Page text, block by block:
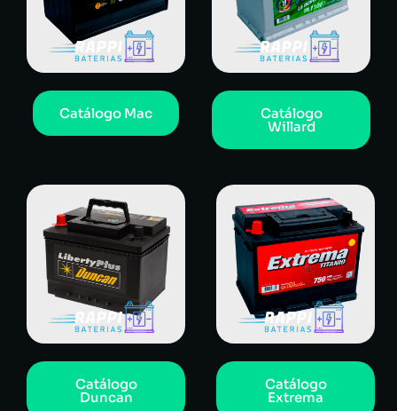
Catálogo Mac Catálogo
Willard
Catálogo
Duncan
Catálogo
Extrema